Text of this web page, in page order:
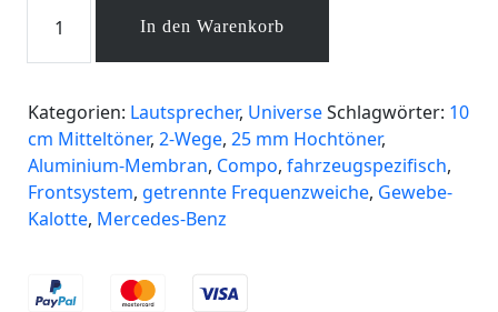
MBF2
Menge
In den Warenkorb
Kategorien: Lautsprecher, UniverseSchlagwörter: 10
cm Mitteltöner, 2-Wege, 25 mm Hochtöner,
Aluminium-Membran, Compo, fahrzeugspezifisch,
Frontsystem, getrennte Frequenzweiche, Gewebe-
Kalotte, Mercedes-Benz